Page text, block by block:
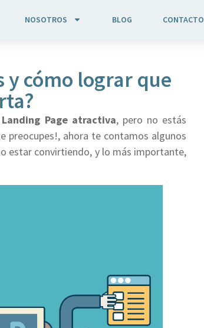
NOSOTROS BLOG CONTACTO
y cómo lograr que
Landing Page atractiva, pero no estás
preocupes!, ahora te contamos algunos
estar convirtiendo, y lo más importante,